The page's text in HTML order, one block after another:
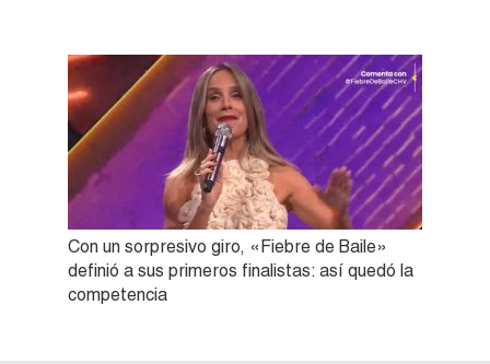
Con un sorpresivo giro, «Fiebre de Baile»
definió a sus primeros finalistas: así quedó la
competencia